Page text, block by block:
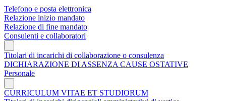
Telefono e posta elettronica
Relazione inizio mandato
Relazione di fine mandato
Consulenti e collaboratori
Titolari di incarichi di collaborazione o consulenza
DICHIARAZIONE DI ASSENZA CAUSE OSTATIVE
Personale
CURRICULUM VITAE ET STUDIORUM